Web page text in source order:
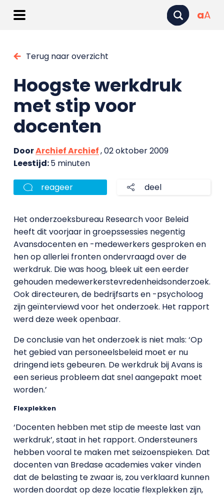
aA
Terug naar overzicht
Hoogste werkdruk
met stip voor
docenten
DoorArchief Archief, 02 oktober 2009
Leestijd:5 minuten
reageer deel
Het onderzoeksbureau Research voor Beleid
heeft dit voorjaar in groepssessies negentig
Avansdocenten en -medewerkers gesproken en
hen op allerlei fronten ondervraagd over de
werkdruk. Die was hoog, bleek uit een eerder
gehouden medewerkerstevredenheidsonderzoek.
Ook directeuren, de bedrijfsarts en -psycholoog
zijn geïnterviewd voor het onderzoek. Het rapport
werd deze week openbaar.
De conclusie van het onderzoek is niet mals: ‘Op
het gebied van personeelsbeleid moet er nu
dringend iets gebeuren. De werkdruk bij Avans is
een serieus probleem dat snel aangepakt moet
worden.’
Flexplekken
‘Docenten hebben met stip de meeste last van
werkdruk’, staat in het rapport. Ondersteuners
hebben vooral te maken met seizoenspieken. Dat
docenten van Bredase academies vaker vinden
dat de belasting te zwaar is, zou verklaard kunnen
worden doordat op deze locatie flexplekken zijn,